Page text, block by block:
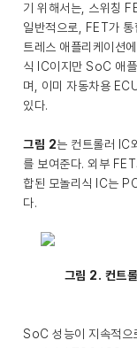
기 위해서는, 스위칭
일반적으로, FET가
트레스 애플리케이션
식 IC이지만 SoC 애
며, 이미 자동차용
있다.
그림 2는 컨트롤러 IC
를 보여준다. 외부
합된 모놀리식 IC는
다.
그림 2. 컨트
SoC 성능이 지속적으